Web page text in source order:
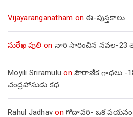
Vijayaranganatham onఈ-పుస్తకాలు
సురేఖ పులి on నారి సారించిన నవల-23
Moyili Sriramulu on పౌరాణిక గాథలు -
చంద్రహాసుడు కథ.
Rahul Jadhav on గోదావరి- ఒక పయనం